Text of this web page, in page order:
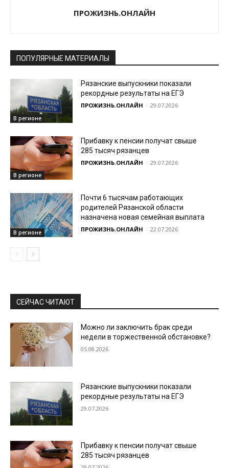
ПРОЖИЗНЬ.ОНЛАЙН
ПОПУЛЯРНЫЕ МАТЕРИАЛЫ
В регионе
Рязанские выпускники показали
рекордные результаты на ЕГЭ
ПРОЖИЗНЬ.ОНЛАЙН - 29.07.2026
В регионе
Прибавку к пенсии получат свыше
285 тысяч рязанцев
ПРОЖИЗНЬ.ОНЛАЙН - 29.07.2026
В регионе
Почти 6 тысячам работающих
родителей Рязанской области
назначена новая семейная выплата
ПРОЖИЗНЬ.ОНЛАЙН - 22.07.2026
СЕЙЧАС ЧИТАЮТ
Можно ли заключить брак среди
недели в торжественной обстановке?
05.08.2026
Рязанские выпускники показали
рекордные результаты на ЕГЭ
29.07.2026
Прибавку к пенсии получат свыше
285 тысяч рязанцев